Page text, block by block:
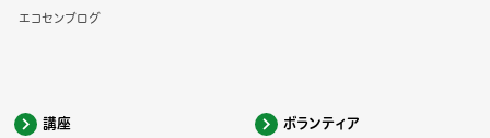
エコセンブログ
講座 ボランティア